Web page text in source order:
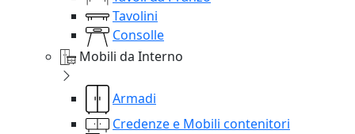
Tavolini
Consolle
Mobili da Interno
Armadi
Credenze e Mobili contenitori